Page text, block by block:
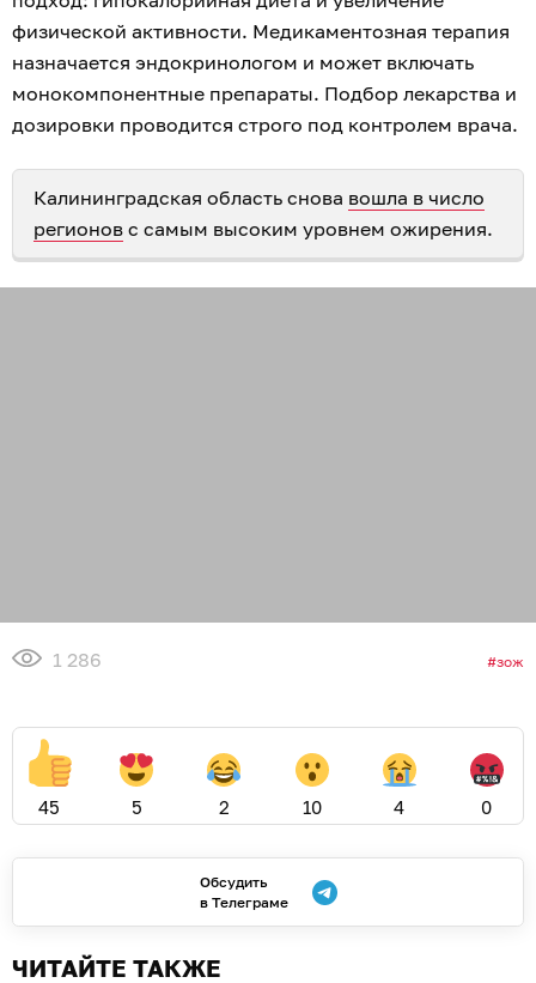
физической активности. Медикаментозная терапия
назначается эндокринологом и может включать
монокомпонентные препараты. Подбор лекарства и
дозировки проводится строго под контролем врача.
Калининградская область снова вошла в число
регионов с самым высоким уровнем ожирения.
1 286 зож
45 5 2 10 4 0
Обсудить
в Телеграме
ЧИТАЙТЕ ТАКЖЕ